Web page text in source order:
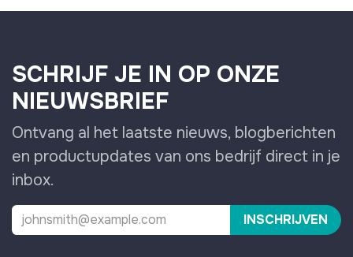
SCHRIJF JE IN OP ONZE
NIEUWSBRIEF
Ontvang al het laatste nieuws, blogberichten
en productupdates van ons bedrijf direct in je
inbox.
INSCHRIJVEN